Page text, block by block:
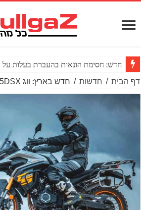
חדש: חסימת הונאות בהעברת בעלות על
דף הבית / חדשות / חדש בארץ: ווג 525DSX אדוונצ'ר